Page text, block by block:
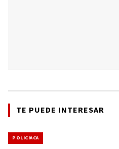
TE PUEDE INTERESAR
POLICIACA